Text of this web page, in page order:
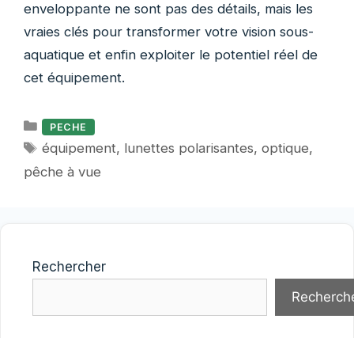
enveloppante ne sont pas des détails, mais les
vraies clés pour transformer votre vision sous-
aquatique et enfin exploiter le potentiel réel de
cet équipement.
Catégories
PECHE
Étiquettes
équipement, lunettes polarisantes,optique,
pêche à vue
Rechercher